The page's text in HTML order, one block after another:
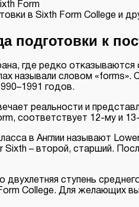
Form
в Sixth Form College и
подготовки к
где редко
называли словом
годов.
реальности и
соответствует 12-му и
в Англии называют
Sixth – второй, старший.
двухлетняя ступень
College. Для желающих